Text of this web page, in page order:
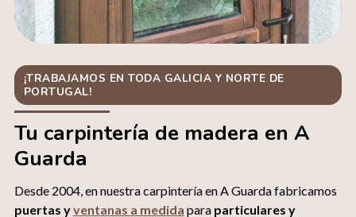
¡TRABAJAMOS EN TODA GALICIA Y NORTE DE
PORTUGAL!
Tu carpintería de madera en A
Guarda
Desde 2004, en nuestra carpintería en A Guarda fabricamos
puertas yventanas a medida para particulares y